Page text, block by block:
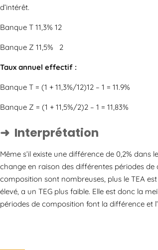
d’intérêt.
Banque T 11,3% 12
Banque Z 11,5% 2
Taux annuel effectif :
Banque T = (1 + 11,3%/12)12 – 1 = 11.9%
Banque Z = (1 + 11,5%/2)2 – 1 = 11,83%
Interprétation
Même s’il existe une différence de 0,2%
change en raison des différentes périodes de
composition sont nombreuses, plus le TEA
élevé, a un TEG plus faible. Elle est donc la
périodes de composition font la différence et